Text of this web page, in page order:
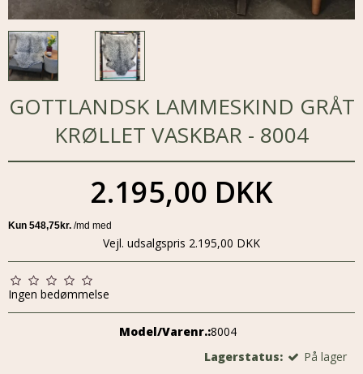
GOTTLANDSK LAMMESKIND GRÅT
KRØLLET VASKBAR - 8004
2.195,00 DKK
Vejl. udsalgspris 2.195,00 DKK
Ingen bedømmelse
Model/Varenr.:8004
Lagerstatus:
På lager